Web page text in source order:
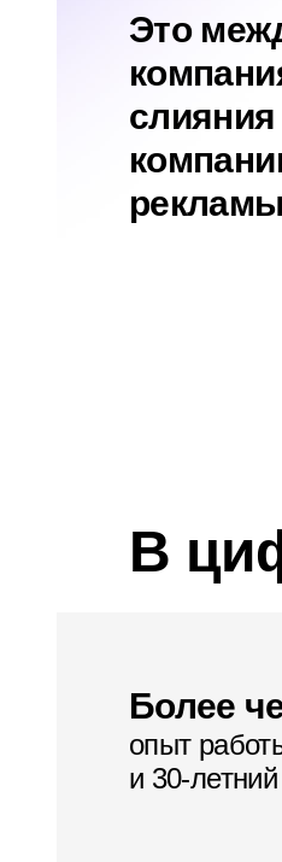
Это
В
Более
опыт
и